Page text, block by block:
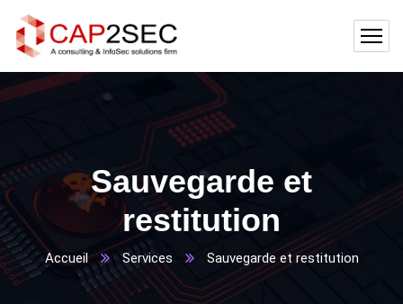
Sauvegarde et
restitution
Accueil Services Sauvegarde et restitution